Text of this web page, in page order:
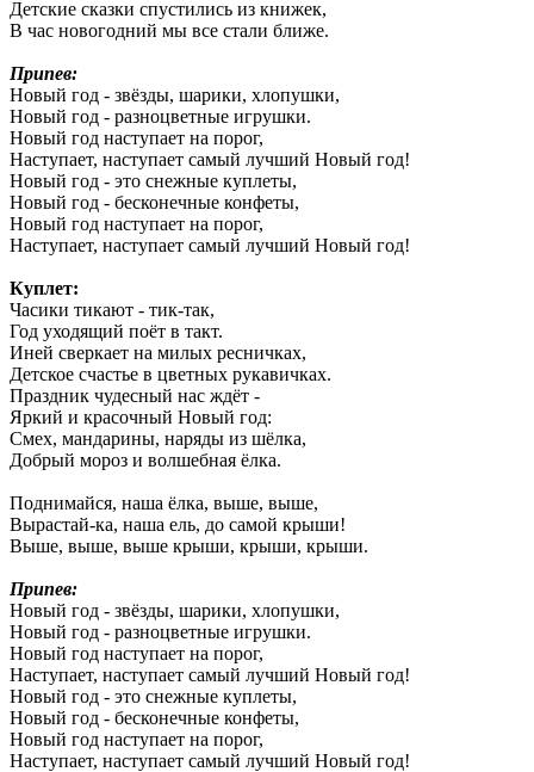
Детские сказки спустились из книжек,
В час новогодний мы все стали ближе.
Припев:
Новый год - звёзды, шарики, хлопушки,
Новый год - разноцветные игрушки.
Новый год наступает на порог,
Наступает, наступает самый лучший Новый год!
Новый год - это снежные куплеты,
Новый год - бесконечные конфеты,
Новый год наступает на порог,
Наступает, наступает самый лучший Новый год!
Куплет:
Часики тикают - тик-так,
Год уходящий поёт в такт.
Иней сверкает на милых ресничках,
Детское счастье в цветных рукавичках.
Праздник чудесный нас ждёт -
Яркий и красочный Новый год:
Смех, мандарины, наряды из шёлка,
Добрый мороз и волшебная ёлка.
Поднимайся, наша ёлка, выше, выше,
Вырастай-ка, наша ель, до самой крыши!
Выше, выше, выше крыши, крыши, крыши.
Припев:
Новый год - звёзды, шарики, хлопушки,
Новый год - разноцветные игрушки.
Новый год наступает на порог,
Наступает, наступает самый лучший Новый год!
Новый год - это снежные куплеты,
Новый год - бесконечные конфеты,
Новый год наступает на порог,
Наступает, наступает самый лучший Новый год!